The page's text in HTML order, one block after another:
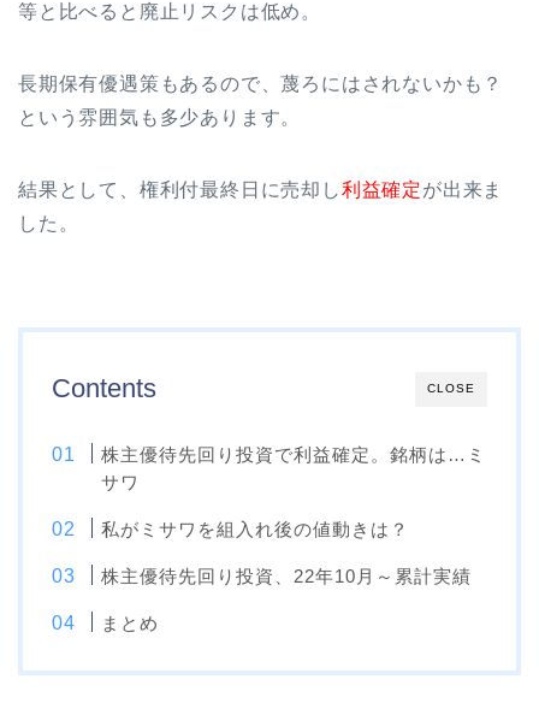
等と比べると廃止リスクは低め。
長期保有優遇策もあるので、蔑ろにはされないかも？
という雰囲気も多少あります。
結果として、権利付最終日に売却し利益確定が出来ま
した。
CLOSE
Contents
株主優待先回り投資で利益確定。銘柄は…ミ
サワ
私がミサワを組入れ後の値動きは？
株主優待先回り投資、22年10月～累計実績
まとめ